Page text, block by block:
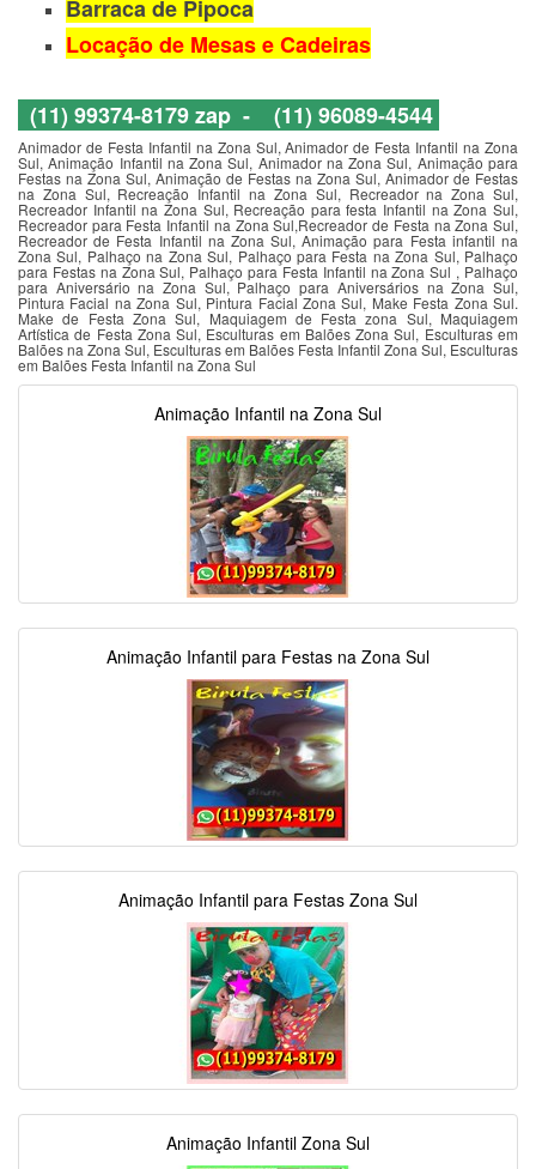
Barraca de Pipoca
Locação de Mesas e Cadeiras
(11) 99374-8179 zap - (11) 96089-4544
Animador de Festa Infantil na Zona Sul, Animador de Festa Infantil na Zona
Sul, Animação Infantil na Zona Sul, Animador na Zona Sul, Animação para
Festas na Zona Sul, Animação de Festas na Zona Sul, Animador de Festas
na Zona Sul, Recreação Infantil na Zona Sul, Recreador na Zona Sul,
Recreador Infantil na Zona Sul, Recreação para festa Infantil na Zona Sul,
Recreador para Festa Infantil na Zona Sul,Recreador de Festa na Zona Sul,
Recreador de Festa Infantil na Zona Sul, Animação para Festa infantil na
Zona Sul, Palhaço na Zona Sul, Palhaço para Festa na Zona Sul, Palhaço
para Festas na Zona Sul, Palhaço para Festa Infantil na Zona Sul , Palhaço
para Aniversário na Zona Sul, Palhaço para Aniversários na Zona Sul,
Pintura Facial na Zona Sul, Pintura Facial Zona Sul, Make Festa Zona Sul.
Make de Festa Zona Sul, Maquiagem de Festa zona Sul, Maquiagem
Artística de Festa Zona Sul, Esculturas em Balões Zona Sul, Esculturas em
Balões na Zona Sul, Esculturas em Balões Festa Infantil Zona Sul, Esculturas
em Balões Festa Infantil na Zona Sul
Animação Infantil na Zona Sul
Animação Infantil para Festas na Zona Sul
Animação Infantil para Festas Zona Sul
Animação Infantil Zona Sul